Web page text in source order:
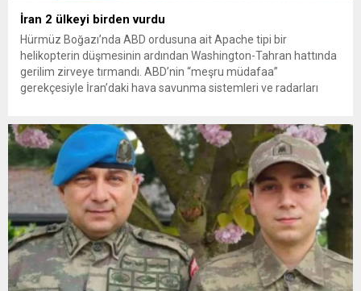
İran 2 ülkeyi birden vurdu
Hürmüz Boğazı’nda ABD ordusuna ait Apache tipi bir
helikopterin düşmesinin ardından Washington-Tahran hattında
gerilim zirveye tırmandı. ABD’nin “meşru müdafaa”
gerekçesiyle İran’daki hava savunma sistemleri ve radarları
yeni bir ABD saldırısına anında yanıt verileceğini duyurdu....